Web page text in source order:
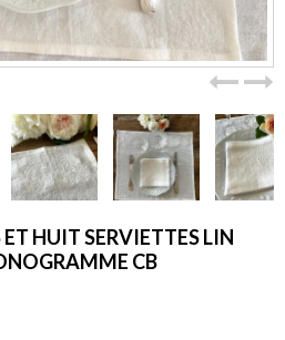
HUIT SERVIETTES LIN
CB